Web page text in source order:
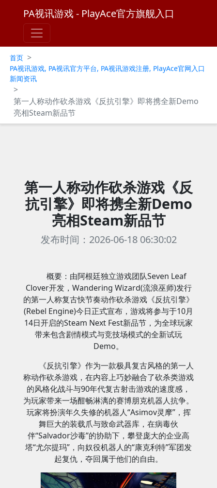
PA视讯游戏 - PlayAce官方旗舰入口
首页 >
PA视讯游戏, PA视讯官方平台, PA视讯游戏注册, PlayAce官网入口
新闻资讯
>
第一人称动作砍杀游戏《反抗引擎》即将携全新Demo
亮相Steam新品节
第一人称动作砍杀游戏《反
抗引擎》即将携全新Demo
亮相Steam新品节
发布时间：2026-06-18 06:30:02
概要：由阿根廷独立游戏团队Seven Leaf
Clover开发，Wandering Wizard(流浪巫师)发行
的第一人称复古快节奏动作砍杀游戏《反抗引擎》
(Rebel Engine)今日正式宣布，游戏将参与于10月
14日开启的Steam Next Fest新品节，为全球玩家
带来包含剧情模式与竞技场模式的全新试玩
Demo。
《反抗引擎》作为一款极具复古风格的第一人
称动作砍杀游戏，在内容上巧妙融合了砍杀类游戏
的风格化战斗与90年代复古射击游戏的速度感，
为玩家带来一场酣畅淋漓的赛博朋克机器人抗争。
玩家将扮演年久失修的机器人“Asimov灵摩”，挥
舞巨大的装载爪与致命武器库，在病毒伙
伴“Salvador沙毒”的协助下，攀登庞大的企业高
塔“尤尔提玛”，向奴役机器人的“康克利特”军团发
起复仇，夺回属于他们的自由。